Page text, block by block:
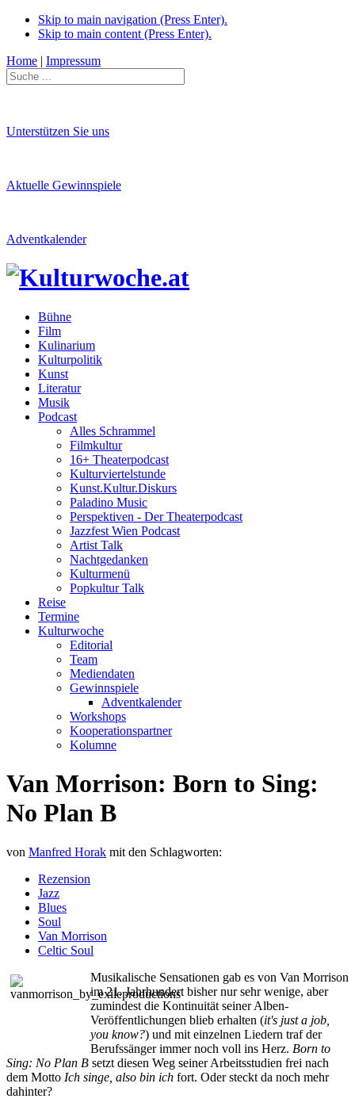
Skip to main navigation (Press Enter).
Skip to main content (Press Enter).
Home | Impressum
Unterstützen Sie uns
Aktuelle Gewinnspiele
Adventkalender
Bühne
Film
Kulinarium
Kulturpolitik
Kunst
Literatur
Musik
Podcast
Alles Schrammel
Filmkultur
16+ Theaterpodcast
Kulturviertelstunde
Kunst.Kultur.Diskurs
Paladino Music
Perspektiven - Der Theaterpodcast
Jazzfest Wien Podcast
Artist Talk
Nachtgedanken
Kulturmenü
Popkultur Talk
Reise
Termine
Kulturwoche
Editorial
Team
Mediendaten
Gewinnspiele
Adventkalender
Workshops
Kooperationspartner
Kolumne
Van Morrison: Born to Sing:
No Plan B
von Manfred Horak mit den Schlagworten:
Rezension
Jazz
Blues
Soul
Van Morrison
Celtic Soul
Musikalische Sensationen gab es von Van Morrison
im 21. Jahrhundert bisher nur sehr wenige, aber
zumindest die Kontinuität seiner Alben-
Veröffentlichungen blieb erhalten (it's just a job,
you know?) und mit einzelnen Liedern traf der
Berufssänger immer noch voll ins Herz. Born to
Sing: No Plan B setzt diesen Weg seiner Arbeitsstudien frei nach
dem Motto Ich singe, also bin ich fort. Oder steckt da noch mehr
dahinter?